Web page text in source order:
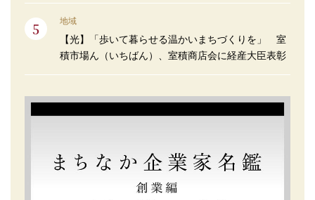
地域
【光】「歩いて暮らせる温かいまちづくりを」 室
積市場ん（いちばん）、室積商店会に経産大臣表彰